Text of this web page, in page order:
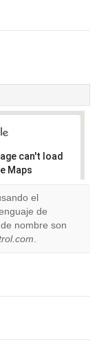
can't load
Maps
OK
el
de
nombre son
.